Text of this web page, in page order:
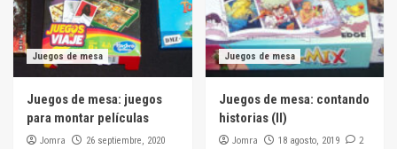
Juegos de mesa
Juegos de mesa: juegos
para montar películas
Jomra 26 septiembre, 2020
Juegos de mesa
Juegos de mesa: contando
historias (II)
Jomra 18 agosto, 2019 2